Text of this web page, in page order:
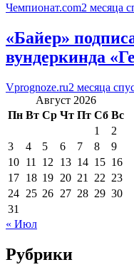
Чемпионат.com2 месяца
«Байер»
вундеркинда
Vprognoze.ru2 месяца
Август 2026
Пн Вт Ср Чт Пт Сб Вс
1
2
3
4 5 6 7 8
9
10 11 12 13 14 15 16
17 18 19 20 21 22 23
24 25 26 27 28 29 30
31
« Июл
Рубрики